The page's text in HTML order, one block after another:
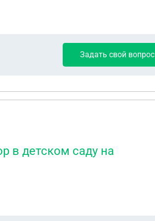
После этого меня отпустили. А по
Задать свой вопрос
в детском саду на